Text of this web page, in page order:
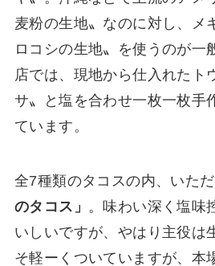
麦粉の生地〟なのに対し、メ
ロコシの生地〟を使うのが一
店では、現地から仕入れたト
サ〟と塩を合わせ一枚一枚手
ています。
全7種類のタコスの内、いた
のタコス」 。味わい深く塩味
いしいですが、やはり主役は
そ軽ーくついていますが、本